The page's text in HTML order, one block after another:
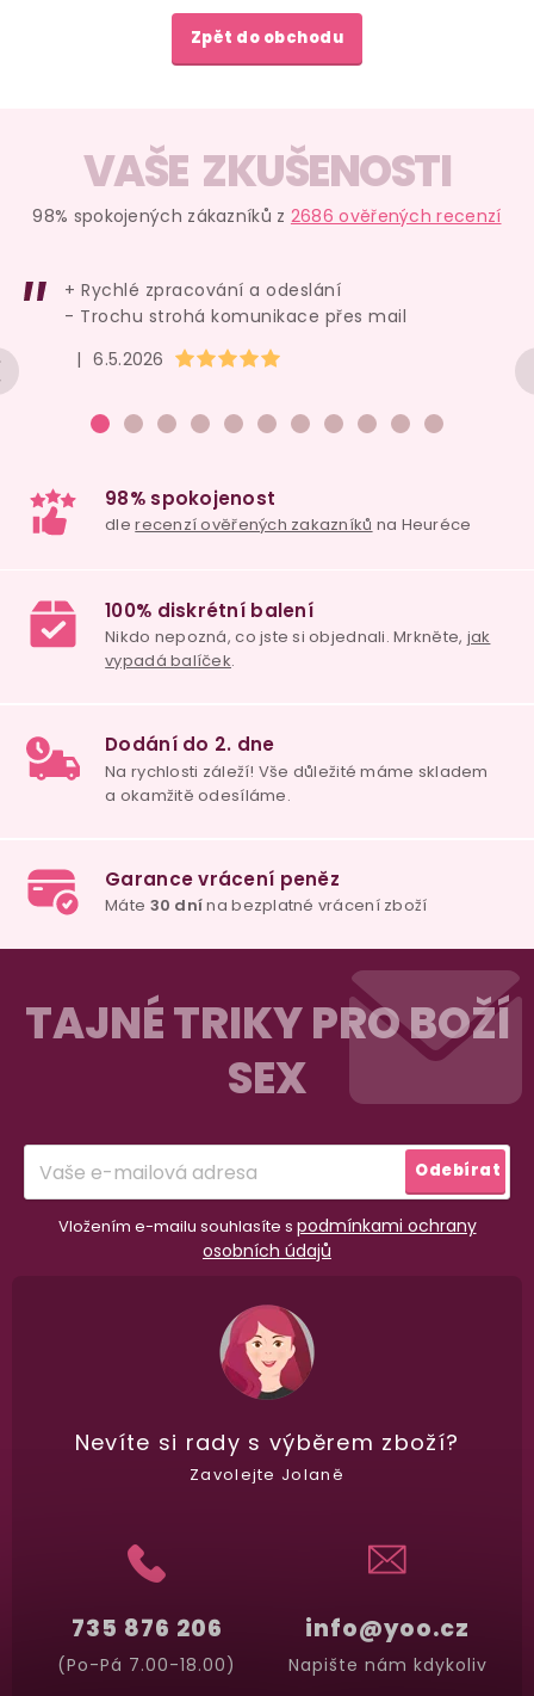
Zpět do obchodu
VAŠE ZKUŠENOSTI
98% spokojených zákazníků z 2686 ověřených recenzí
Hodnocení obchodu je 5 z 5 hvězdiček.
| 6.5.2026
+ Rychlé zpracování a odeslání
- Trochu strohá komunikace přes mail
98% spokojenost
100% diskrétní balení
Na rychlosti záleží! Vše důležité máme
a okamžitě odesíláme.
Garance vrácení peněz
TAJNÉ TRIKY PRO BOŽÍ
SEX
Vložením e-mailu souhlasíte s podmínkami ochrany
osobních údajů
Odebírat
info@yoo.cz
Napište nám kdykoliv
735 876 206
(Po-Pá 7.00-18.00)
Nevíte si rady s výběrem zboží?
Zavolejte Jolaně